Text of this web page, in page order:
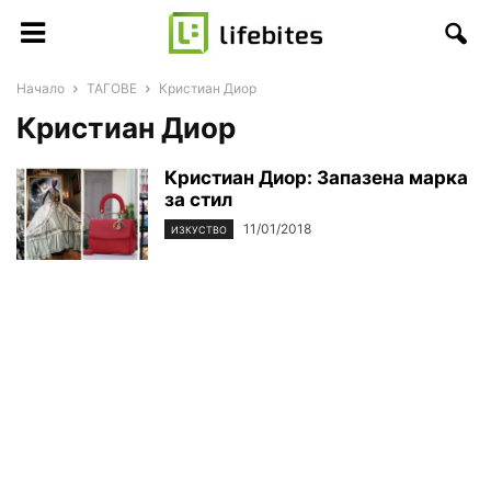
Начало ТАГОВЕ Кристиан Диор
Кристиан Диор
Кристиан Диор: Запазена марка
за стил
ИЗКУСТВО 11/01/2018